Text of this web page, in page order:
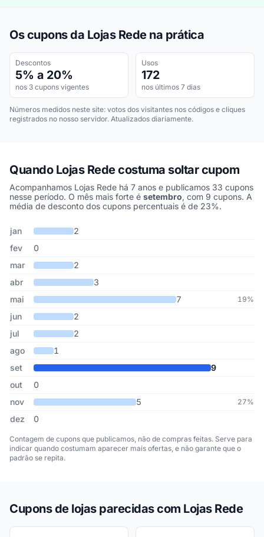
Os cupons da Lojas Rede na prática
Descontos
5% a 20%
nos 3 cupons vigentes
Usos
172
nos últimos 7 dias
Números medidos neste site: votos dos visitantes nos códigos e cliques
registrados no nosso servidor. Atualizados diariamente.
Quando Lojas Rede costuma soltar cupom
Acompanhamos Lojas Rede há 7 anos e publicamos 33 cupons
nesse período. O mês mais forte é setembro, com 9 cupons. A
média de desconto dos cupons percentuais é de 23%.
Cupons de Lojas Rede publicados por mês, somando os últimos 7
Mês Cupons publicados
jan
2
fev
0
mar
2
abr
3
mai
7 19%
jun
2
jul
2
ago
1
set
9
out
0
nov
5 27%
dez 0
Contagem de cupons que publicamos, não de compras feitas. Serve para
indicar quando costumam aparecer mais ofertas, e não garante que o
padrão se repita.
Cupons de lojas parecidas com Lojas Rede